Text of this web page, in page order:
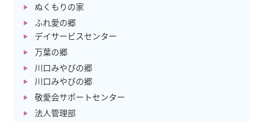
ぬくもりの家
ふれ愛の郷
デイサービスセンター
万葉の郷
川口みやびの郷
川口みやびの郷
敬愛会サポートセンター
法人管理部